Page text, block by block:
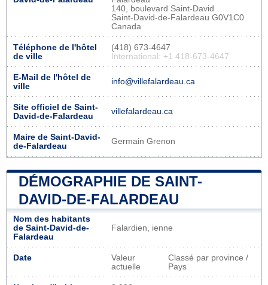
140, boulevard Saint-David
Saint-David-de-Falardeau G0V1C0
Canada
Téléphone de l'hôtel
de ville
(418) 673-4647
International: +1 418-673-4647
E-Mail de l'hôtel de
ville
info@villefalardeau.ca
Site officiel de Saint-
David-de-Falardeau
villefalardeau.ca
Maire de Saint-David-
de-Falardeau
Germain Grenon
DÉMOGRAPHIE DE SAINT-
DAVID-DE-FALARDEAU
Nom des habitants
de Saint-David-de-
Falardeau
Falardien, ienne
Date
Valeur
actuelle
Classé par province /
Pays